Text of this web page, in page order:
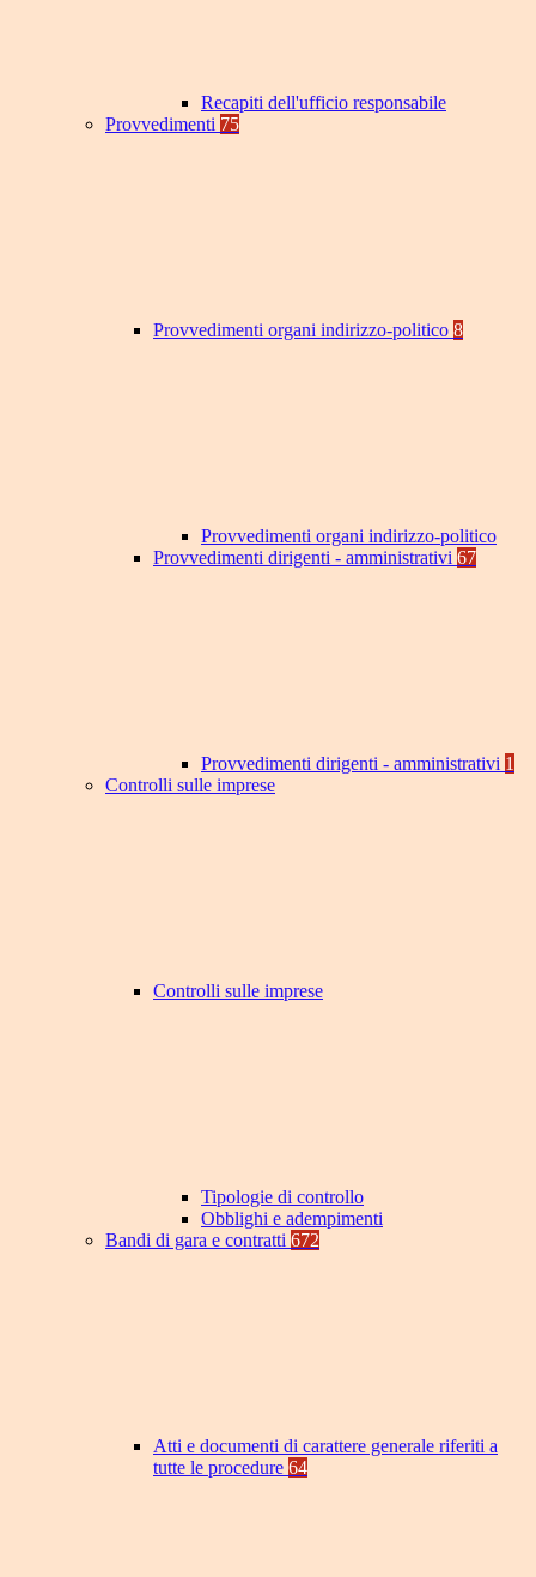
Recapiti dell'ufficio responsabile
Provvedimenti 75
Provvedimenti organi indirizzo-politico 8
Provvedimenti organi indirizzo-politico
Provvedimenti dirigenti - amministrativi 67
Provvedimenti dirigenti - amministrativi 1
Controlli sulle imprese
Controlli sulle imprese
Tipologie di controllo
Obblighi e adempimenti
Bandi di gara e contratti 672
Atti e documenti di carattere generale riferiti a
tutte le procedure 64